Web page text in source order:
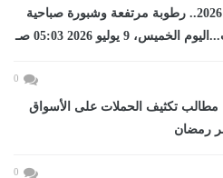
طقس الخميس 9 يوليو 2026.. رطوبة مرتفعة وشبورة صباحية
9 يوليو 2026 05:03 صـ
0
مطالب تكثيف الحملات على الأسواق
رمضان
0